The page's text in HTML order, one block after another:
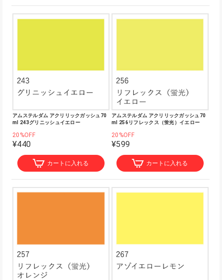
アムステルダム アクリリックガッシュ70
ml 243グリニッシュイエロー
20%OFF
¥440
カートに入れる
アムステルダム アクリリックガッシュ70
ml 256リフレックス（蛍光）イエロー
20%OFF
¥599
カートに入れる